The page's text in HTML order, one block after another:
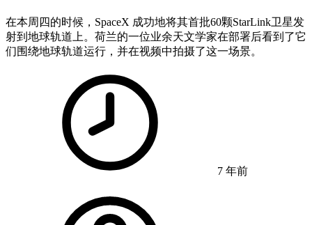
在本周四的时候，SpaceX 成功地将其首批60颗StarLink卫星发
射到地球轨道上。荷兰的一位业余天文学家在部署后看到了它
们围绕地球轨道运行，并在视频中拍摄了这一场景。
7 年前